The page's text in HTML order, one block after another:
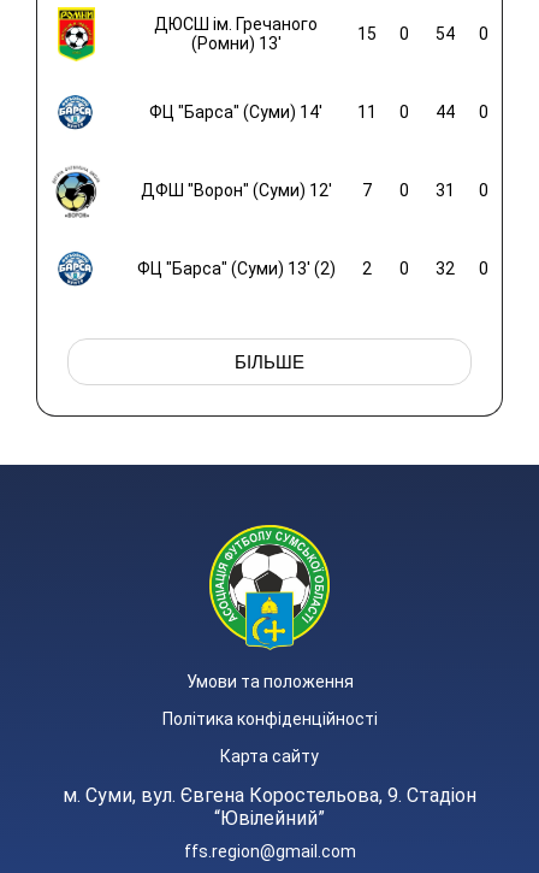
ДЮСШ ім. Гречаного
(Ромни) 13'
15 0 54 0
ФЦ "Барса" (Суми) 14' 11 0 44 0
ДФШ "Ворон" (Суми) 12' 7 0 31 0
ФЦ "Барса" (Суми) 13' (2) 2 0 32 0
БІЛЬШЕ
Умови та положення
Політика конфіденційності
Карта сайту
м. Суми, вул. Євгена Коростельова, 9. Стадіон
“Ювілейний”
ffs.region@gmail.com